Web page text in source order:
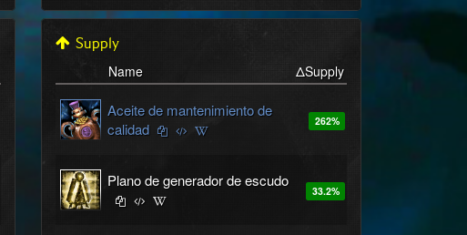
Supply
Name ΔSupply
Aceite de mantenimiento de
calidad
262%
Plano de generador de escudo
33.2%